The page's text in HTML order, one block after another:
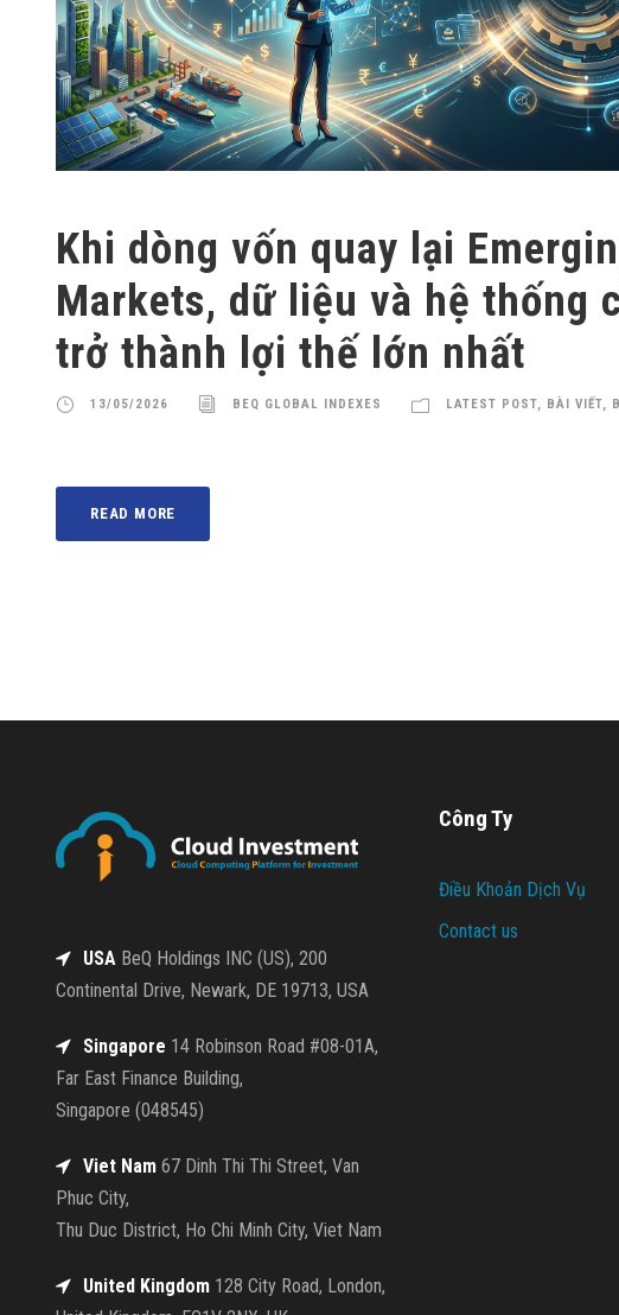
Khi dòng vốn quay lại
Markets, dữ liệu và hệ thống
trở thành lợi thế lớn nhất
13/05/2026 BEQ GLOBAL INDEXES LATEST POST, BÀI VIẾT,
READ MORE
USA BeQ Holdings INC (US), 200
Continental Drive, Newark, DE 19713, USA
Singapore 14 Robinson Road #08-01A,
Far East Finance Building,
Singapore (048545)
Viet Nam 67 Dinh Thi Thi Street, Van
Phuc City,
Thu Duc District, Ho Chi Minh City, Viet Nam
United Kingdom 128 City Road, London,
Công Ty
Điều Khoản Dịch Vụ
Contact us